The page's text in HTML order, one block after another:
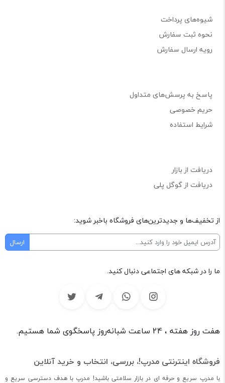
شیوه‌های پرداخت
نحوه ثبت سفارش
رویه ارسال سفارش
پاسخ به پرسش‌های متداول
حریم خصوصی
شرایط استفاده
دریافت از بازار
دریافت از گوگل پلی
از تخفیف‌ها و جدیدترین‌های فروشگاه باخبر شوید:
ما را در شبکه های اجتماعی دنبال کنید.
هفت روز هفته ، 24 ساعت شبانه‌روز پاسخگوی شما هستیم.
فروشگاه اینترنتی مدرپ!، بررسی، انتخاب و خرید آنلاین
با مدرپ سریع و حرفه ای در بازار سلامتی باشید! مدرپ با هدف دسترسی سریع و